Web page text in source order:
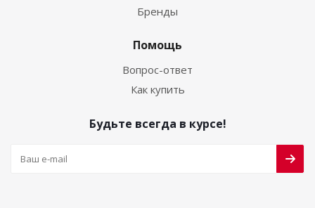
Бренды
Помощь
Вопрос-ответ
Как купить
Будьте всегда в курсе!